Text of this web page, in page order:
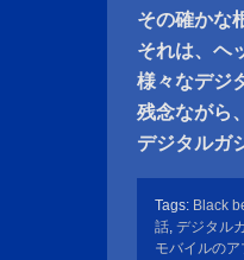
その確かな
それは、ヘ
様々なデジ
残念ながら
デジタルガ
Tags: Black
話, デジタル
モバイルのア